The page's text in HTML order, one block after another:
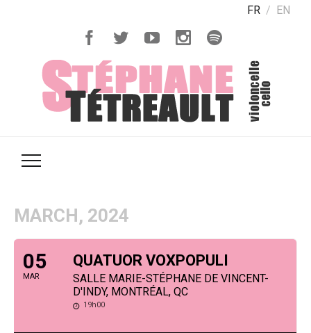
FR EN
MARCH, 2024
05
MAR
QUATUOR VOXPOPULI
SALLE MARIE-STÉPHANE DE VINCENT-
D'INDY, MONTRÉAL, QC
19h00